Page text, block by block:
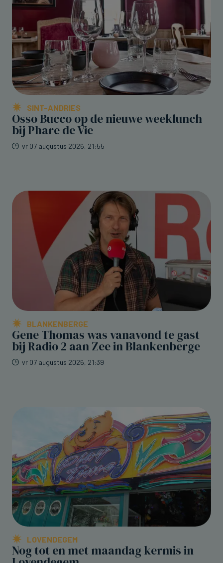
SINT-ANDRIES
Osso Bucco op de nieuwe weeklunch
bij Phare de Vie
vr 07 augustus 2026, 21:55
BLANKENBERGE
Gene Thomas was vanavond te gast
bij Radio 2 aan Zee in Blankenberge
vr 07 augustus 2026, 21:39
LOVENDEGEM
Nog tot en met maandag kermis in